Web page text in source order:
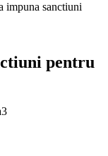
impuna sanctiuni
pentru